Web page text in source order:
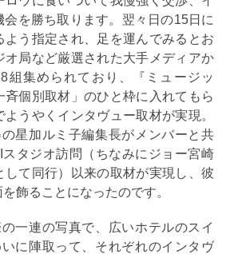
会を勝ち取ります。翌々日の15日に
よう指定され、足を運んでみるとお
オ局など厳選された大手メディアか
組集められており、『ミュージッ
斉個別取材」のひと枠に入れてもら
うやくインタヴュー取材が実現。
星加ルミ子編集長がメンバーと共
タジオ訪問（ちなみにジョー宮崎
して同行）以来の取材が実現し、彼
飾ることになったのです。
一連の写真で、広いホテルのスイ
に陣取って、それぞれのインタヴ